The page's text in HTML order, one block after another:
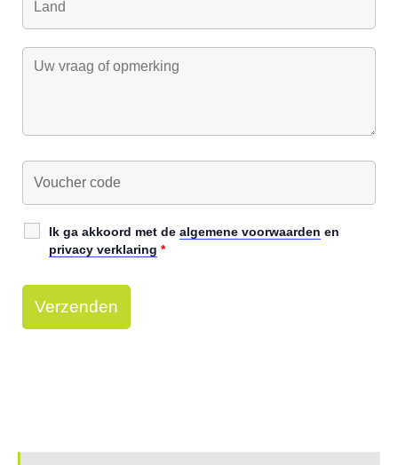
Ik ga akkoord met de algemene voorwaarden en
privacy verklaring *